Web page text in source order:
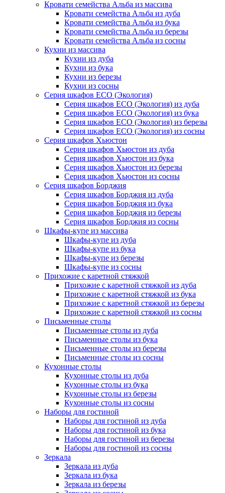
Кровати семейства Альба из массива
Кровати семейства Альба из дуба
Кровати семейства Альба из бука
Кровати семейства Альба из березы
Кровати семейства Альба из сосны
Кухни из массива
Кухни из дуба
Кухни из бука
Кухни из березы
Кухни из сосны
Серия шкафов ECO (Экология)
Серия шкафов ECO (Экология) из дуба
Серия шкафов ECO (Экология) из бука
Серия шкафов ECO (Экология) из березы
Серия шкафов ECO (Экология) из сосны
Серия шкафов Хьюстон
Серия шкафов Хьюстон из дуба
Серия шкафов Хьюстон из бука
Серия шкафов Хьюстон из березы
Серия шкафов Хьюстон из сосны
Серия шкафов Борджия
Серия шкафов Борджия из дуба
Серия шкафов Борджия из бука
Серия шкафов Борджия из березы
Серия шкафов Борджия из сосны
Шкафы-купе из массива
Шкафы-купе из дуба
Шкафы-купе из бука
Шкафы-купе из березы
Шкафы-купе из сосны
Прихожие с каретной стяжкой
Прихожие с каретной стяжкой из дуба
Прихожие с каретной стяжкой из бука
Прихожие с каретной стяжкой из березы
Прихожие с каретной стяжкой из сосны
Письменные столы
Письменные столы из дуба
Письменные столы из бука
Письменные столы из березы
Письменные столы из сосны
Кухонные столы
Кухонные столы из дуба
Кухонные столы из бука
Кухонные столы из березы
Кухонные столы из сосны
Наборы для гостиной
Наборы для гостиной из дуба
Наборы для гостиной из бука
Наборы для гостиной из березы
Наборы для гостиной из сосны
Зеркала
Зеркала из дуба
Зеркала из бука
Зеркала из березы